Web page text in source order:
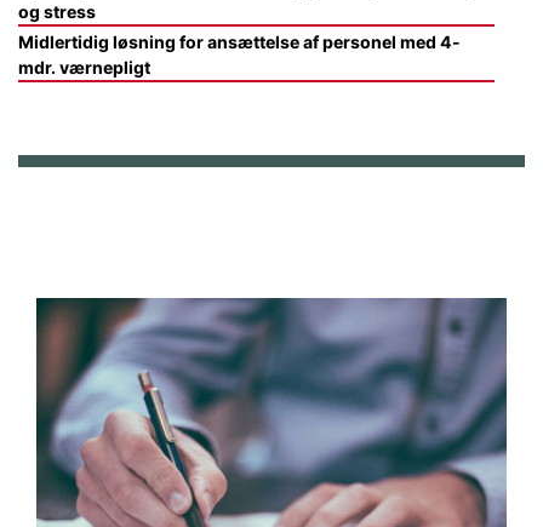
og stress
Midlertidig løsning for ansættelse af personel med 4-
mdr. værnepligt